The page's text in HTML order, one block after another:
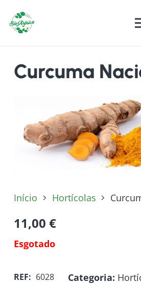
Curcuma
Início Hortícolas
11,00 €
Esgotado
REF: 6028 Categoria: